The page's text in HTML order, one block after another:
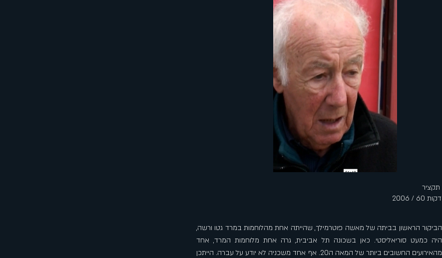
תקציר
דקות 60 / 2006
הביקור הראשון בביתה של מאשה פוטרמילך, שהייתה אחת מהלוחמות במרד גטו ורשה,
היה כמעט סוריאליסטי. כאן בשכונה תל אביבית, גרה אחת מלוחמות המרד, אחד
מהאירועים החשובים ביותר של המאה ה20. אף אחד משכניה לא יודע על עברה. הייתכן